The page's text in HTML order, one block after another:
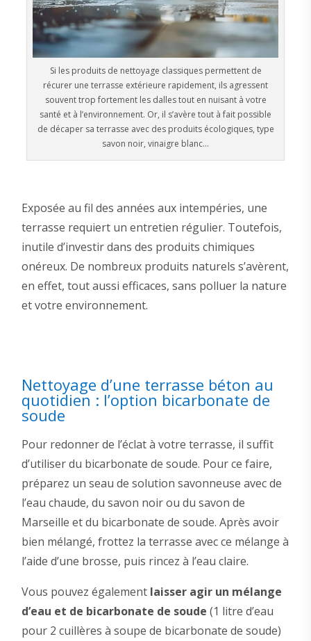
Si les produits de nettoyage classiques permettent de
récurer une terrasse extérieure rapidement, ils agressent
souvent trop fortement les dalles tout en nuisant à votre
santé et à l’environnement. Or, il s’avère tout à fait possible
de décaper sa terrasse avec des produits écologiques, type
savon noir, vinaigre blanc…
Exposée au fil des années aux intempéries, une
terrasse requiert un entretien régulier. Toutefois,
inutile d’investir dans des produits chimiques
onéreux. De nombreux produits naturels s’avèrent,
en effet, tout aussi efficaces, sans polluer la nature
et votre environnement.
Nettoyage d’une terrasse béton au
quotidien : l’option bicarbonate de
soude
Pour redonner de l’éclat à votre terrasse, il suffit
d’utiliser du bicarbonate de soude. Pour ce faire,
préparez un seau de solution savonneuse avec de
l’eau chaude, du savon noir ou du savon de
Marseille et du bicarbonate de soude. Après avoir
bien mélangé, frottez la terrasse avec ce mélange à
l’aide d’une brosse, puis rincez à l’eau claire.
Vous pouvez également laisser agir un mélange
d’eau et de bicarbonate de soude (1 litre d’eau
pour 2 cuillères à soupe de bicarbonate de soude)